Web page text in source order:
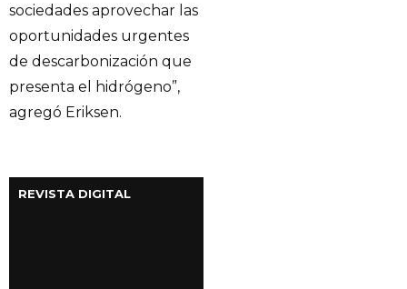
sociedades aprovechar las
oportunidades urgentes
de descarbonización que
presenta el hidrógeno”,
agregó Eriksen.
REVISTA DIGITAL